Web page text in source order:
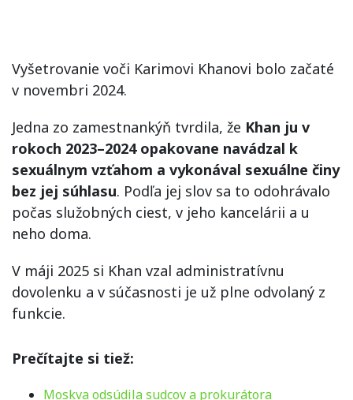
Vyšetrovanie voči Karimovi Khanovi bolo začaté
v novembri 2024.
Jedna zo zamestnankýň tvrdila, že Khan ju v
rokoch 2023–2024 opakovane navádzal k
sexuálnym vzťahom a vykonával sexuálne činy
bez jej súhlasu. Podľa jej slov sa to odohrávalo
počas služobných ciest, v jeho kancelárii a u
neho doma.
V máji 2025 si Khan vzal administratívnu
dovolenku a v súčasnosti je už plne odvolaný z
funkcie.
Prečítajte si tiež:
Moskva odsúdila sudcov a prokurátora